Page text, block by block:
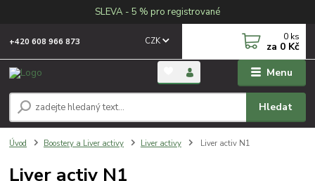
SLEVA - 5 % pro registrované
Menu
CZK
Hledat
+420 608 966 873 0 ks
za 0 Kč
Úvod Boostery a Liver activy Liver activy Liver activ N1
Liver activ N1